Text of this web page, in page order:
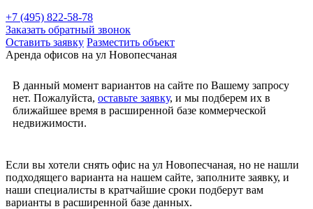
+7 (495) 822-58-78
Заказать обратный звонок
Оставить заявку Разместить объект
Аренда офисов на ул Новопесчаная
В данный момент вариантов на сайте по Вашему запросу
нет. Пожалуйста, оставьте заявку, и мы подберем их в
ближайшее время в расширенной базе коммерческой
недвижимости.
Если вы хотели снять офис на ул Новопесчаная, но не нашли
подходящего варианта на нашем сайте, заполните заявку, и
наши специалисты в кратчайшие сроки подберут вам
варианты в расширенной базе данных.